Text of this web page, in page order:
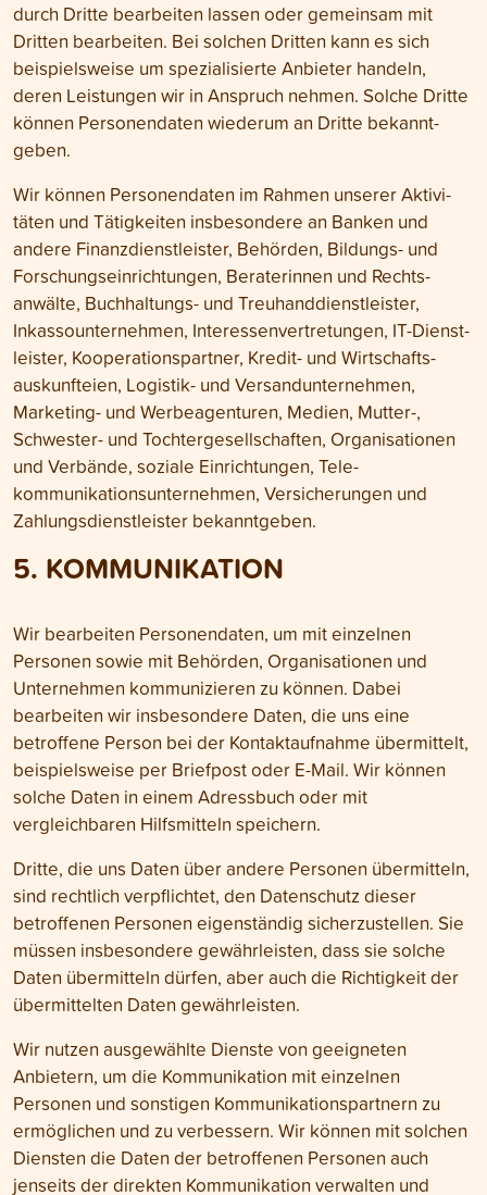
durch Dritte bearbeiten lassen oder gemeinsam mit
Dritten bearbeiten. Bei solchen Dritten kann es sich
beispielsweise um speziali­sierte Anbieter handeln,
deren Leistungen wir in Anspruch nehmen. Solche Dritte
können Personen­daten wiederum an Dritte bekannt­
geben.
Wir können Personen­daten im Rahmen unserer Aktivi­
täten und Tätig­keiten insbesondere an Banken und
andere Finanz­dienstleister, Behörden, Bildungs- und
Forschungs­einrichtungen, Berater­innen und Rechts­
anwälte, Buch­haltungs- und Treu­hand­dienst­leister,
Inkasso­unter­nehmen, Interessen­vertretungen, IT-Dienst­
leister, Kooperations­partner, Kredit- und Wirt­schafts­
auskunfteien, Logistik- und Ver­sand­unter­nehmen,
Marketing- und Werbe­agenturen, Medien, Mutter-,
Schwester- und Tochter­gesell­schaften, Organi­sationen
und Verbände, soziale Ein­richtungen, Tele­
kommunikations­unternehmen, Ver­sicherungen und
Zahlungs­dienst­leister bekannt­geben.
5. KOMMUNIKATION
Wir bearbeiten Personen­daten, um mit einzelnen
Personen sowie mit Behörden, Organi­sationen und
Unternehmen kommuni­zieren zu können. Dabei
bearbeiten wir insbesondere Daten, die uns eine
betroffene Person bei der Kontakt­aufnahme übermittelt,
beispielsweise per Briefpost oder E-Mail. Wir können
solche Daten in einem Adress­buch oder mit
vergleichbaren Hilfs­mitteln speichern.
Dritte, die uns Daten über andere Personen über­mitteln,
sind recht­lich ver­pflichtet, den Daten­schutz dieser
betroffenen Personen eigen­ständig sicher­zustellen. Sie
müssen ins­besondere gewähr­leisten, dass sie solche
Daten über­mitteln dürfen, aber auch die Richtig­keit der
übermittelten Daten gewährleisten.
Wir nutzen ausgewählte Dienste von geeigneten
Anbietern, um die Kommuni­kation mit einzelnen
Personen und sonstigen Kommunikations­partnern zu
ermöglichen und zu verbessern. Wir können mit solchen
Diensten die Daten der betroffenen Personen auch
jenseits der direkten Kommuni­kation verwalten und